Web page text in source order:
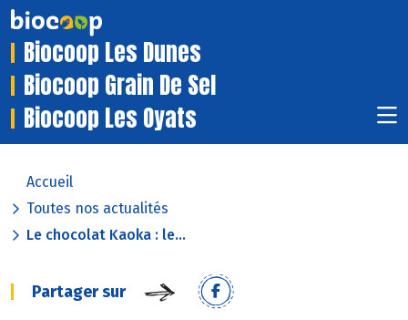
Biocoop Les Dunes
Biocoop Grain De Sel
Biocoop Les Oyats
Accueil
Toutes nos actualités
Le chocolat Kaoka : le...
Partager sur